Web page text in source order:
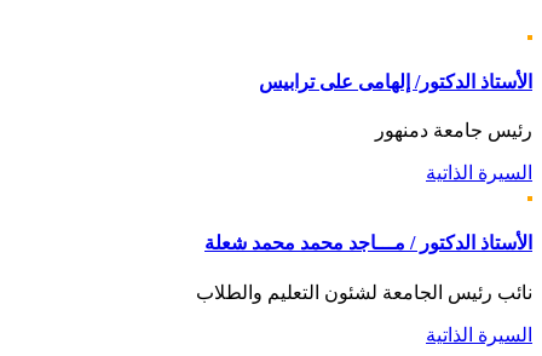
الأستاذ الدكتور/ إلهامى على ترابيس
رئيس جامعة دمنهور
السيرة الذاتية
الأستاذ الدكتور / مـــاجد محمد محمد شعلة
نائب رئيس الجامعة لشئون التعليم والطلاب
السيرة الذاتية